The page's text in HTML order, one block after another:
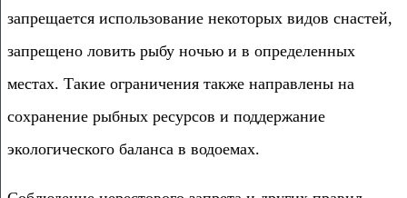
запрещается использование некоторых видов снастей,
запрещено ловить рыбу ночью и в определенных
местах. Такие ограничения также направлены на
сохранение рыбных ресурсов и поддержание
экологического баланса в водоемах.